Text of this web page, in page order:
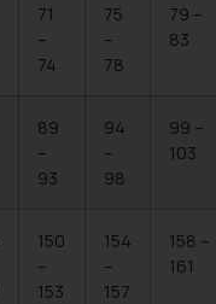
71
–
74
75
–
78
79 –
83
89
–
93
94
–
98
99 –
103
150
–
153
154
–
157
158 –
161